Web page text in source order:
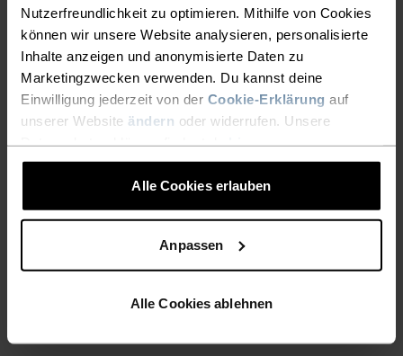
Nutzerfreundlichkeit zu optimieren. Mithilfe von Cookies
können wir unsere Website analysieren, personalisierte
Inhalte anzeigen und anonymisierte Daten zu
Marketingzwecken verwenden. Du kannst deine
Einwilligung jederzeit von der Cookie-Erklärung auf
unserer Website ändern oder widerrufen. Unsere
Alle Cookies erlauben
Anpassen
Alle Cookies ablehnen
Vielseitiger Komfort für jeden Schritt auf deiner
Wanderung.
MODERAT
ALLES MODERATE AKTIVITÄTEN